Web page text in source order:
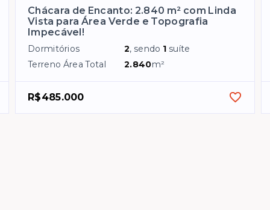
Chácara de Encanto: 2.840 m² com Linda
Vista para Área Verde e Topografia
Impecável!
Dormitórios 2, sendo 1 suíte
Terreno Área Total
2.840m²
R$485.000